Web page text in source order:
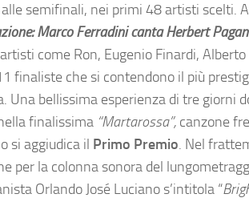
semifinali, nei primi 48 artisti scelti.
Marco Ferradini canta Herbert
come Ron, Eugenio Finardi,
finaliste che si contendono il più
Una bellissima esperienza di tre giorni
finalissima “Martarossa”, canzone
si aggiudica il Primo Premio. Nel
per la colonna sonora del
Orlando José Luciano s’intitola “